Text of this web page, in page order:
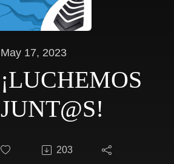
May 17, 2023
¡LUCHEMOS
JUNT@S!
203